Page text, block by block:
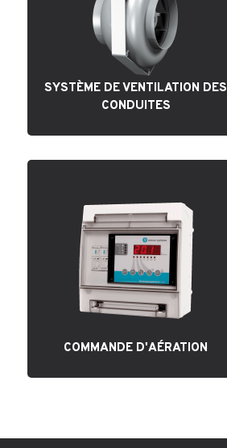
SYSTÈME DE VENTILATION DES
CONDUITES
COMMANDE D'AÉRATION